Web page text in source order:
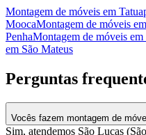
Montagem de móveis em
MoocaMontagem de móveis em
PenhaMontagem de móveis em
em São Mateus
Perguntas
Vocês fazem montagem de
Sim, atendemos São Lucas